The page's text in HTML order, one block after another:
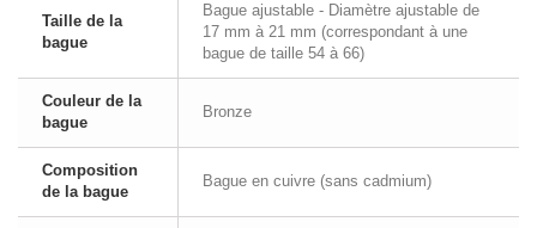
Taille de la
bague
Bague ajustable - Diamètre ajustable de
17 mm à 21 mm (correspondant à une
bague de taille 54 à 66)
Couleur de la
bague
Bronze
Composition
de la bague
Bague en cuivre (sans cadmium)